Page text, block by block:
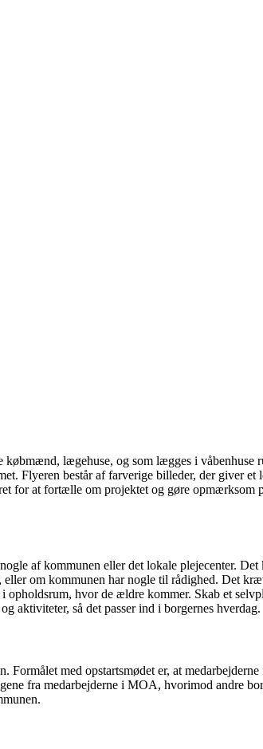
lægehuse, og som lægges i våbenhuse
Flyeren består af farverige billeder, der giver et
for at fortælle om projektet og gøre opmærksom
af kommunen eller det lokale plejecenter.
om kommunen har nogle til rådighed. Det
hvor de ældre kommer. Skab et
aktiviteter, så det passer ind i borgernes hverdag.
Formålet med opstartsmødet er, at
fra medarbejderne i MOA, hvorimod andre